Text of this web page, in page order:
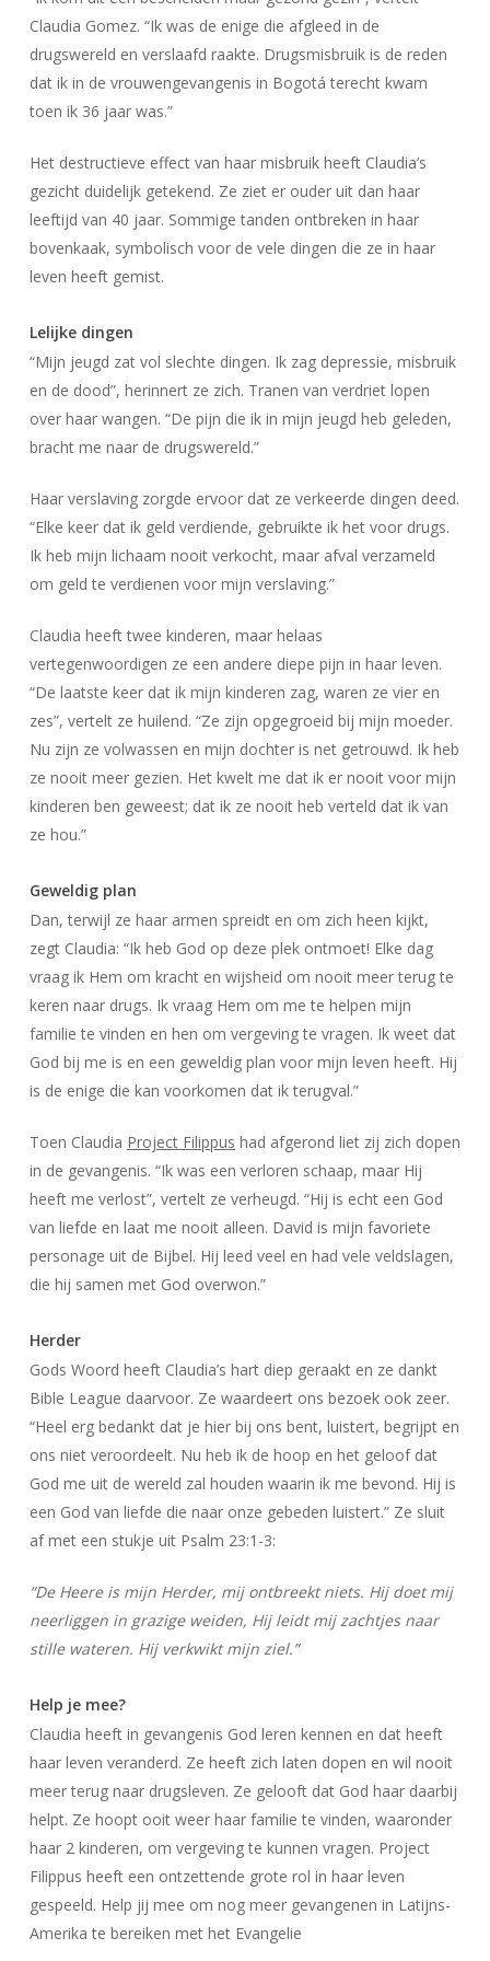
Claudia Gomez. “Ik was de enige die afgleed in de
drugswereld en verslaafd raakte. Drugsmisbruik is de reden
dat ik in de vrouwengevangenis in Bogotá terecht kwam
toen ik 36 jaar was.”
Het destructieve effect van haar misbruik heeft Claudia’s
gezicht duidelijk getekend. Ze ziet er ouder uit dan haar
leeftijd van 40 jaar. Sommige tanden ontbreken in haar
bovenkaak, symbolisch voor de vele dingen die ze in haar
leven heeft gemist.
Lelijke dingen
“Mijn jeugd zat vol slechte dingen. Ik zag depressie, misbruik
en de dood”, herinnert ze zich. Tranen van verdriet lopen
over haar wangen. “De pijn die ik in mijn jeugd heb geleden,
bracht me naar de drugswereld.”
Haar verslaving zorgde ervoor dat ze verkeerde dingen deed.
“Elke keer dat ik geld verdiende, gebruikte ik het voor drugs.
Ik heb mijn lichaam nooit verkocht, maar afval verzameld
om geld te verdienen voor mijn verslaving.”
Claudia heeft twee kinderen, maar helaas
vertegenwoordigen ze een andere diepe pijn in haar leven.
“De laatste keer dat ik mijn kinderen zag, waren ze vier en
zes”, vertelt ze huilend. “Ze zijn opgegroeid bij mijn moeder.
Nu zijn ze volwassen en mijn dochter is net getrouwd. Ik heb
ze nooit meer gezien. Het kwelt me dat ik er nooit voor mijn
kinderen ben geweest; dat ik ze nooit heb verteld dat ik van
ze hou.”
Geweldig plan
Dan, terwijl ze haar armen spreidt en om zich heen kijkt,
zegt Claudia: “Ik heb God op deze plek ontmoet! Elke dag
vraag ik Hem om kracht en wijsheid om nooit meer terug te
keren naar drugs. Ik vraag Hem om me te helpen mijn
familie te vinden en hen om vergeving te vragen. Ik weet dat
God bij me is en een geweldig plan voor mijn leven heeft. Hij
is de enige die kan voorkomen dat ik terugval.”
Toen Claudia Project Filippus had afgerond liet zij zich dopen
in de gevangenis. “Ik was een verloren schaap, maar Hij
heeft me verlost”, vertelt ze verheugd. “Hij is echt een God
van liefde en laat me nooit alleen. David is mijn favoriete
personage uit de Bijbel. Hij leed veel en had vele veldslagen,
die hij samen met God overwon.”
Herder
Gods Woord heeft Claudia’s hart diep geraakt en ze dankt
Bible League daarvoor. Ze waardeert ons bezoek ook zeer.
“Heel erg bedankt dat je hier bij ons bent, luistert, begrijpt en
ons niet veroordeelt. Nu heb ik de hoop en het geloof dat
God me uit de wereld zal houden waarin ik me bevond. Hij is
een God van liefde die naar onze gebeden luistert.” Ze sluit
af met een stukje uit Psalm 23:1-3:
“De Heere is mijn Herder, mij ontbreekt niets. Hij doet mij
neerliggen in grazige weiden, Hij leidt mij zachtjes naar
stille wateren. Hij verkwikt mijn ziel.”
Help je mee?
Claudia heeft in gevangenis God leren kennen en dat heeft
haar leven veranderd. Ze heeft zich laten dopen en wil nooit
meer terug naar drugsleven. Ze gelooft dat God haar daarbij
helpt. Ze hoopt ooit weer haar familie te vinden, waaronder
haar 2 kinderen, om vergeving te kunnen vragen. Project
Filippus heeft een ontzettende grote rol in haar leven
gespeeld. Help jij mee om nog meer gevangenen in Latijns-
Amerika te bereiken met het Evangelie